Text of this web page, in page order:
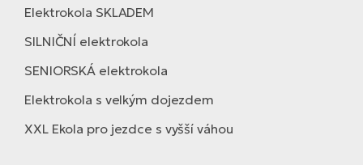
Elektrokola SKLADEM
SILNIČNÍ elektrokola
SENIORSKÁ elektrokola
Elektrokola s velkým dojezdem
XXL Ekola pro jezdce s vyšší váhou